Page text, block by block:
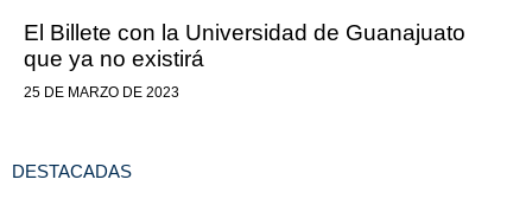
El Billete con la Universidad de Guanajuato
que ya no existirá
25 DE MARZO DE 2023
DESTACADAS